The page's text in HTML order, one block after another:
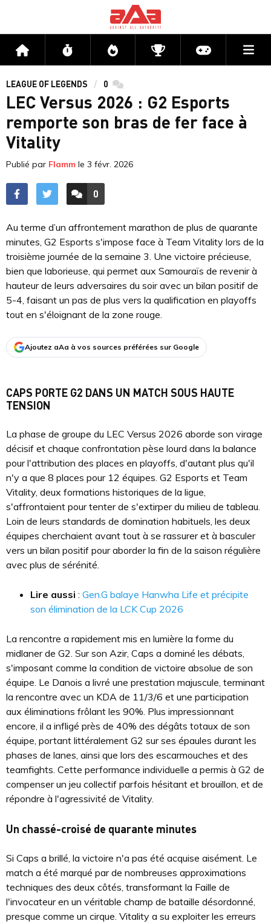
Accueil Flux Directs CompétitionsActu jeux
LEAGUE OF LEGENDS 0 commentaires
LEC Versus 2026 : G2 Esports
remporte son bras de fer face à
Vitality
Publié par Flamm le 3 févr. 2026
ACCÉDER AUX
0
COMMENTAIRES
Au terme d’un affrontement marathon de plus de quarante
minutes, G2 Esports s'impose face à Team Vitality lors de la
troisième journée de la semaine 3. Une victoire précieuse,
bien que laborieuse, qui permet aux Samouraïs de revenir à
hauteur de leurs adversaires du soir avec un bilan positif de
5-4, faisant un pas de plus vers la qualification en playoffs
tout en s'éloignant de la zone rouge.
Ajoutez aAa à vos sources préférées sur Google
CAPS PORTE G2 DANS UN MATCH SOUS HAUTE
TENSION
La phase de groupe du LEC Versus 2026 aborde son virage
décisif et chaque confrontation pèse lourd dans la balance
pour l'attribution des places en playoffs, d'autant plus qu'il
n'y a que 8 places pour 12 équipes. G2 Esports et Team
Vitality, deux formations historiques de la ligue,
s'affrontaient pour tenter de s'extirper du milieu de tableau.
Loin de leurs standards de domination habituels, les deux
équipes cherchaient avant tout à se rassurer et à basculer
vers un bilan positif pour aborder la fin de la saison régulière
avec plus de sérénité.
Lire aussi : Gen.G balaye Hanwha Life et précipite
son élimination de la LCK Cup 2026
La rencontre a rapidement mis en lumière la forme du
midlaner de G2. Sur son Azir, Caps a dominé les débats,
s'imposant comme la condition de victoire absolue de son
équipe. Le Danois a livré une prestation majuscule, terminant
la rencontre avec un KDA de 11/3/6 et une participation
aux éliminations frôlant les 90%. Plus impressionnant
encore, il a infligé près de 40% des dégâts totaux de son
équipe, portant littéralement G2 sur ses épaules durant les
phases de lanes, ainsi que lors des escarmouches et des
teamfights. Cette performance individuelle a permis à G2 de
compenser un jeu collectif parfois hésitant et brouillon, et de
répondre à l'agressivité de Vitality.
Un chassé-croisé de quarante minutes
Si Caps a brillé, la victoire n'a pas été acquise aisément. Le
match a été marqué par de nombreuses approximations
techniques des deux côtés, transformant la Faille de
l'invocateur en un véritable champ de bataille désordonné,
presque comme un cirque. Vitality a su exploiter les erreurs